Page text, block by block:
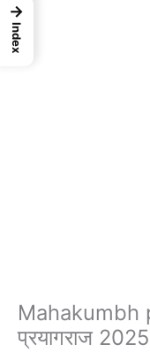
Mahakumbh
प्रयागराज 2025
→
Index